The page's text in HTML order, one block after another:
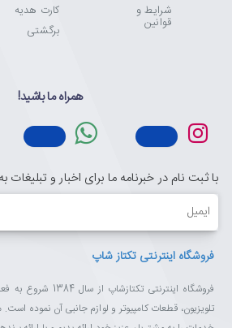
شرایط و
قوانین
کارت هدیه
برگشتی
همراه ما باشید!
با ثبت نام در خبرنامه ما برای اخبار و تبلیغات
ایمیل
فروشگاه اینترنتی تکتاز شاپ
فروشگاه اینترنتی
تلویزیون، قطعات کامپیوتر و لوازم جانبی آن نموده